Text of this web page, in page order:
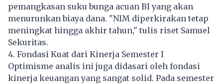
pemangkasan suku bunga acuan BI yang akan
menurunkan biaya dana. "NIM diperkirakan tetap
meningkat hingga akhir tahun," tulis riset Samuel
Sekuritas.
4. Fondasi Kuat dari Kinerja Semester I
Optimisme analis ini juga didasari oleh fondasi
kinerja keuangan yang sangat solid. Pada semester